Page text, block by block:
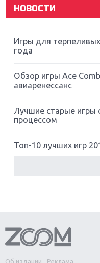
НОВОСТИ
Far Cry 5: хвалить
Игры для
года
Обзор игры Ace
авиаренессанс
Лучшие старые игры
процессом
Топ-10 лучших игр
Обзор игры Forza
Об издании Реклама